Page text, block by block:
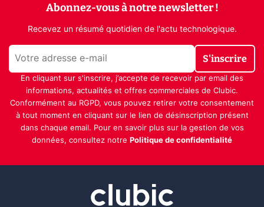
Abonnez-vous à notre newsletter !
Recevez un résumé quotidien de l'actu technologique.
S'inscrire
En cliquant sur s'inscrire, j’accepte de recevoir par email des
informations, actualités et offres commerciales de Clubic.
Conformément au RGPD, vous pouvez retirer votre consentement
à tout moment en cliquant sur le lien de désinscription présent
dans chaque email. Pour en savoir plus sur la gestion de vos
données, consultez notre Politique de confidentialité